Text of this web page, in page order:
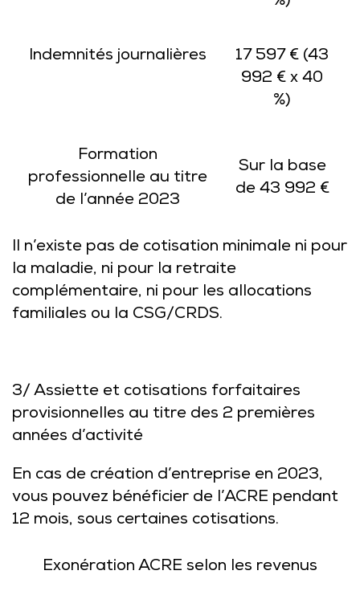
Indemnités journalières
17 597 € (43
992 € x 40
%)
Formation
professionnelle au titre
de l’année 2023
Sur la base
de 43 992 €
Il n’existe pas de cotisation minimale ni pour
la maladie, ni pour la retraite
complémentaire, ni pour les allocations
familiales ou la CSG/CRDS.
3/ Assiette et cotisations forfaitaires
provisionnelles au titre des 2 premières
années d’activité
En cas de création d’entreprise en 2023,
vous pouvez bénéficier de l’ACRE pendant
12 mois, sous certaines cotisations.
Exonération ACRE selon les revenus